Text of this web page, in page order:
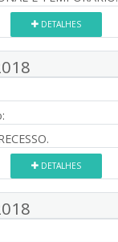
DETALHES
DETALHES